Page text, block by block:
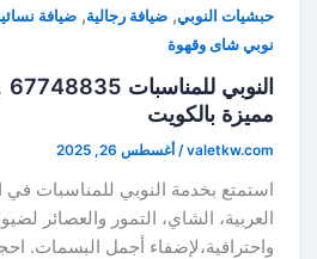
حبشيات النوبي,ضيافة رجالية,ضيافة نسائية
نوبي شاى وقهوة
النوبي للمناسبات 67748835
مميزة بالكويت
valetkw.com
/أغسطس 26, 2025
استمتع بخدمة النوبي للمناسبات في
العربية، الشاي، التمور والعصائر
واحترافية،لإضفاء أجمل البسمات. احجز الآن